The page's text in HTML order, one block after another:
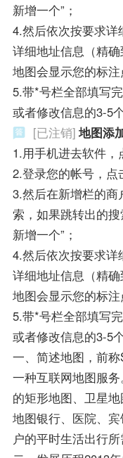
新增一个”；
4.然后依次按要求
详细地址信息（精
地图会显示您的标注
5.带*号栏全部填写
或者修改信息的3-5
[已注销] 地图添
1.用手机进去软件，
2.登录您的帐号，点
3.然后在新增栏的商
索，如果跳转出的搜
新增一个”；
4.然后依次按要求
详细地址信息（精
地图会显示您的标注
5.带*号栏全部填写
或者修改信息的3-5
一、简述地图，前
一种互联网地图服
的矩形地图、卫星
地图银行、医院、
户的平时生活出行所